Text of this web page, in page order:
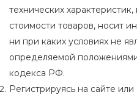
технических
стоимости товаров, носит
ни при каких условиях не
определяемой
кодекса РФ.
Регистрируясь на сайте